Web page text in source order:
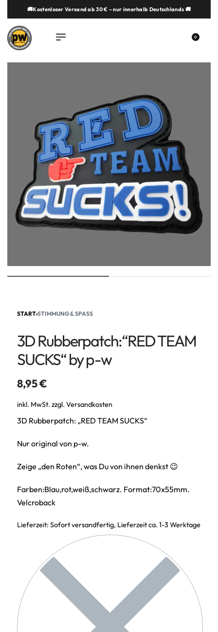
springen🚚Kostenloser Versand ab 30 € – nur innerhalb Deutschlands 🚚
0
START›STIMMUNG & SPASS
3D Rubberpatch:“RED TEAM
SUCKS“ by p-w
8,95€
inkl. MwSt. zzgl. Versandkosten
3D Rubberpatch: „RED TEAM SUCKS“
Nur original von p-w.
Zeige „den Roten“, was Du von ihnen denkst 😉
Farben:Blau,rot,weiß,schwarz. Format:70x55mm.
Velcroback
Lieferzeit: Sofort versandfertig, Lieferzeit ca. 1-3 Werktage